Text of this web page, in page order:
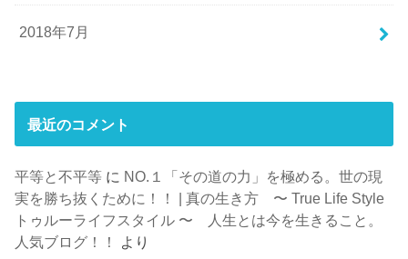
2018年7月
最近のコメント
平等と不平等 に NO.１「その道の力」を極める。世の現
実を勝ち抜くために！！ | 真の生き方 〜 True Life Style
トゥルーライフスタイル 〜 人生とは今を生きること。
人気ブログ！！
より